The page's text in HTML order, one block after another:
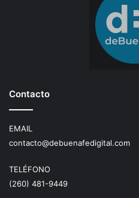
Contacto
EMAIL
contacto@debuenafedigital.com
TELÉFONO
(260) 481-9449